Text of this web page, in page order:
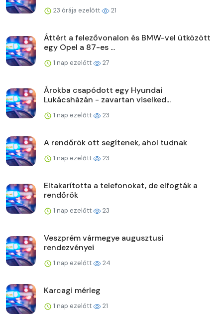
23 órája ezelőtt 21
Áttért a felezővonalon és BMW-vel ütközött
egy Opel a 87-es ...
1 nap ezelőtt 27
Árokba csapódott egy Hyundai
Lukácsházán - zavartan viselked...
1 nap ezelőtt 23
A rendőrök ott segítenek, ahol tudnak
1 nap ezelőtt 23
Eltakarította a telefonokat, de elfogták a
rendőrök
1 nap ezelőtt 23
Veszprém vármegye augusztusi
rendezvényei
1 nap ezelőtt 24
Karcagi mérleg
1 nap ezelőtt 21